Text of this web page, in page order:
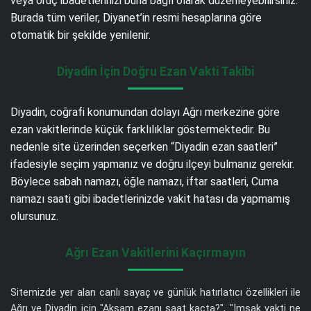
Burada tüm veriler, Diyanet’in resmi hesaplarına göre
otomatik bir şekilde yenilenir.
Diyadin İçin Doğru Ezan Vakti Takibi
Diyadin, coğrafi konumundan dolayı Ağrı merkezine göre
ezan vakitlerinde küçük farklılıklar göstermektedir. Bu
nedenle site üzerinden seçerken “Diyadin ezan saatleri”
ifadesiyle seçim yapmanız ve doğru ilçeyi bulmanız gerekir.
Böylece sabah namazı, öğle namazı, iftar saatleri, Cuma
namazı saati gibi ibadetlerinizde vakit hatası da yapmamış
olursunuz.
Ağrı Ezan Vakitlerini Kaçırmayın
Sitemizde yer alan canlı sayaç ve günlük hatırlatıcı özellikleri ile
Ağrı ve Diyadin için "Akşam ezanı saat kaçta?", "İmsak vakti ne